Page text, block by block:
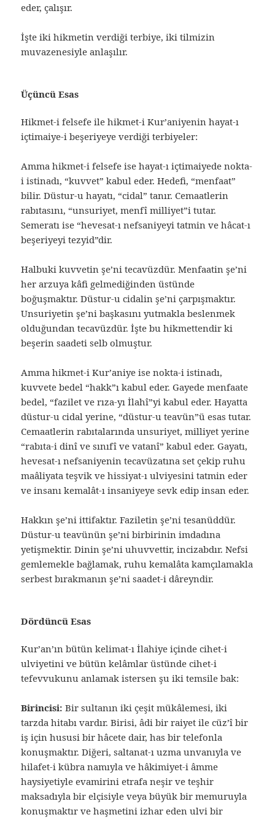
eder, çalışır.
İşte iki hikmetin verdiği terbiye, iki tilmizin
muvazenesiyle anlaşılır.
Üçüncü Esas
Hikmet-i felsefe ile hikmet-i Kur’aniyenin hayat-ı
içtimaiye-i beşeriyeye verdiği terbiyeler:
Amma hikmet-i felsefe ise hayat-ı içtimaiyede nokta-
i istinadı, “kuvvet” kabul eder. Hedefi, “menfaat”
bilir. Düstur-u hayatı, “cidal” tanır. Cemaatlerin
rabıtasını, “unsuriyet, menfî milliyet”i tutar.
Semeratı ise “hevesat-ı nefsaniyeyi tatmin ve hâcat-ı
beşeriyeyi tezyid”dir.
Halbuki kuvvetin şe’ni tecavüzdür. Menfaatin şe’ni
her arzuya kâfi gelmediğinden üstünde
boğuşmaktır. Düstur-u cidalin şe’ni çarpışmaktır.
Unsuriyetin şe’ni başkasını yutmakla beslenmek
olduğundan tecavüzdür. İşte bu hikmettendir ki
beşerin saadeti selb olmuştur.
Amma hikmet-i Kur’aniye ise nokta-i istinadı,
kuvvete bedel “hakk”ı kabul eder. Gayede menfaate
bedel, “fazilet ve rıza-yı İlahî”yi kabul eder. Hayatta
düstur-u cidal yerine, “düstur-u teavün”ü esas tutar.
Cemaatlerin rabıtalarında unsuriyet, milliyet yerine
“rabıta-i dinî ve sınıfî ve vatanî” kabul eder. Gayatı,
hevesat-ı nefsaniyenin tecavüzatına set çekip ruhu
maâliyata teşvik ve hissiyat-ı ulviyesini tatmin eder
ve insanı kemalât-ı insaniyeye sevk edip insan eder.
Hakkın şe’ni ittifaktır. Faziletin şe’ni tesanüddür.
Düstur-u teavünün şe’ni birbirinin imdadına
yetişmektir. Dinin şe’ni uhuvvettir, incizabdır. Nefsi
gemlemekle bağlamak, ruhu kemalâta kamçılamakla
serbest bırakmanın şe’ni saadet-i dâreyndir.
Dördüncü Esas
Kur’an’ın bütün kelimat-ı İlahiye içinde cihet-i
ulviyetini ve bütün kelâmlar üstünde cihet-i
tefevvukunu anlamak istersen şu iki temsile bak:
Birincisi: Bir sultanın iki çeşit mükâlemesi, iki
tarzda hitabı vardır. Birisi, âdi bir raiyet ile cüz’î bir
iş için hususi bir hâcete dair, has bir telefonla
konuşmaktır. Diğeri, saltanat-ı uzma unvanıyla ve
hilafet-i kübra namıyla ve hâkimiyet-i âmme
haysiyetiyle evamirini etrafa neşir ve teşhir
maksadıyla bir elçisiyle veya büyük bir memuruyla
konuşmaktır ve haşmetini izhar eden ulvi bir